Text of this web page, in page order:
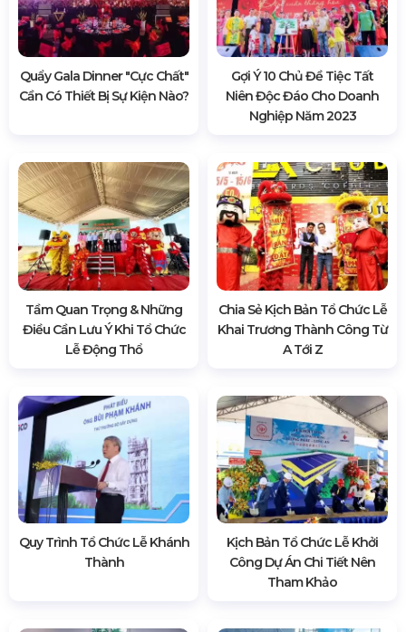
Quẩy Gala Dinner "cực Chất"
Cần Có Thiết Bị Sự Kiện Nào?
Gợi Ý 10 Chủ Đề Tiệc Tất
Niên Độc Đáo Cho Doanh
Nghiệp Năm 2023
Tầm Quan Trọng & Những
Điều Cần Lưu Ý Khi Tổ Chức
Lễ Động Thổ
Chia Sẻ Kịch Bản Tổ Chức Lễ
Khai Trương Thành Công Từ
A Tới Z
Quy Trình Tổ Chức Lễ Khánh
Thành
Kịch Bản Tổ Chức Lễ Khởi
Công Dự Án Chi Tiết Nên
Tham Khảo